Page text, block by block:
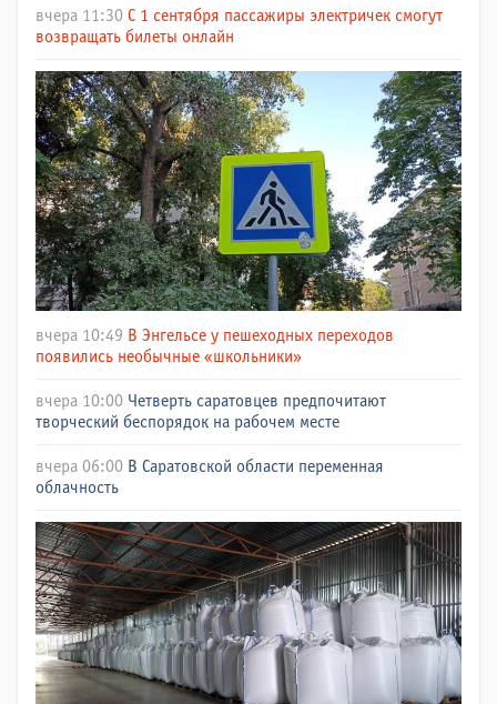
вчера 11:30 С 1 сентября пассажиры электричек смогут
возвращать билеты онлайн
вчера 10:49 В Энгельсе у пешеходных переходов
появились необычные «школьники»
вчера 10:00 Четверть саратовцев предпочитают
творческий беспорядок на рабочем месте
вчера 06:00 В Саратовской области переменная
облачность